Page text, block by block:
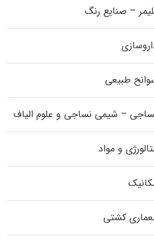
– صنایع رنگ
طبیعی
– شیمی نساجی و علوم الیاف
و مواد
کشتی